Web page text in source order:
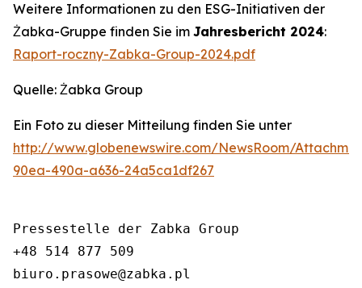
Weitere Informationen zu den ESG-Initiativen der
Żabka-Gruppe finden Sie im Jahresbericht 2024:
Raport-roczny-Zabka-Group-2024.pdf
Quelle: Żabka Group
Ein Foto zu dieser Mitteilung finden Sie unter
http://www.globenewswire.com/NewsRoom/
90ea-490a-a636-24a5ca1df267
Pressestelle der Zabka Group
+48 514 877 509
biuro.prasowe@zabka.pl